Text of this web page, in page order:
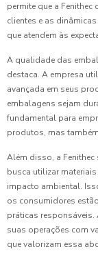
permite que a
clientes e as
que atendem às
A qualidade das
destaca. A empresa
avançada em seus
embalagens sejam
fundamental para
produtos, mas
Além disso, a
busca utilizar
impacto ambiental.
os consumidores
práticas responsáveis.
suas operações com
que valorizam essa